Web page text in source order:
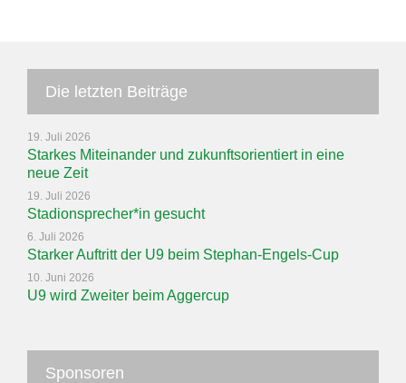
Die letzten Beiträge
19. Juli 2026
Starkes Miteinander und zukunftsorientiert in eine
neue Zeit
19. Juli 2026
Stadionsprecher*in gesucht
6. Juli 2026
Starker Auftritt der U9 beim Stephan-Engels-Cup
10. Juni 2026
U9 wird Zweiter beim Aggercup
Sponsoren